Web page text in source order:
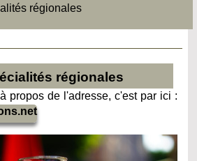
régionales
régionales
propos de l'adresse, c'est par ici :